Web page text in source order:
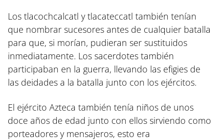
Los tlacochcalcatl y tlacateccatl también tenían
que nombrar sucesores antes de cualquier batalla
para que, si morían, pudieran ser sustituidos
inmediatamente. Los sacerdotes también
participaban en la guerra, llevando las efigies de
las deidades a la batalla junto con los ejércitos.
El ejército Azteca también tenía niños de unos
doce años de edad junto con ellos sirviendo como
porteadores y mensajeros, esto era